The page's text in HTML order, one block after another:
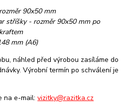
90x50 mm
stříšky - rozměr 90x50 mm po
mm (A6)
náhled před výrobou zasíláme do
Výrobní termín po schválení je
na e-mail:vizitky@razitka.cz